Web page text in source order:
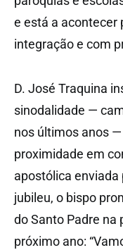
e está a acontecer
integração e com
D. José Traquina
sinodalidade —
nos últimos anos
proximidade em
apostólica enviada
jubileu, o bispo
do Santo Padre na
próximo ano: